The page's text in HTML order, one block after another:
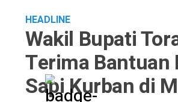
HEADLINE
Wakil Bupati
Terima Bantuan
Sapi Kurban di